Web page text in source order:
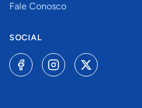
Fale Conosco
SOCIAL